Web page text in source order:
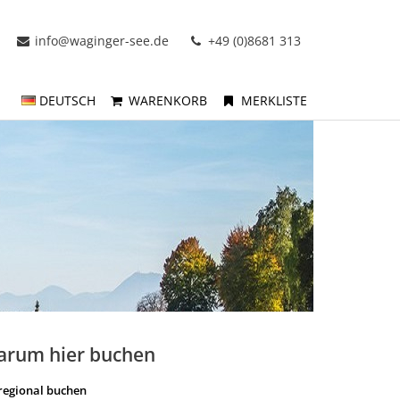
info@waginger-see.de +49 (0)8681 313
DEUTSCH WARENKORB MERKLISTE
hier buchen
buchen